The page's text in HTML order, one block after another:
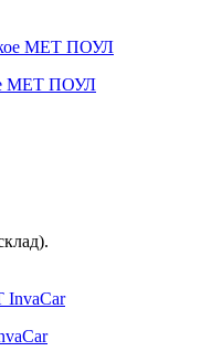
MET ПОУЛ